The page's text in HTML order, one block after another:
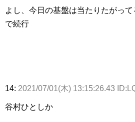
よし、今日の基盤は当たりたがって
で続行
14: 2021/07/01(木) 13:15:26.43
谷村ひとしか